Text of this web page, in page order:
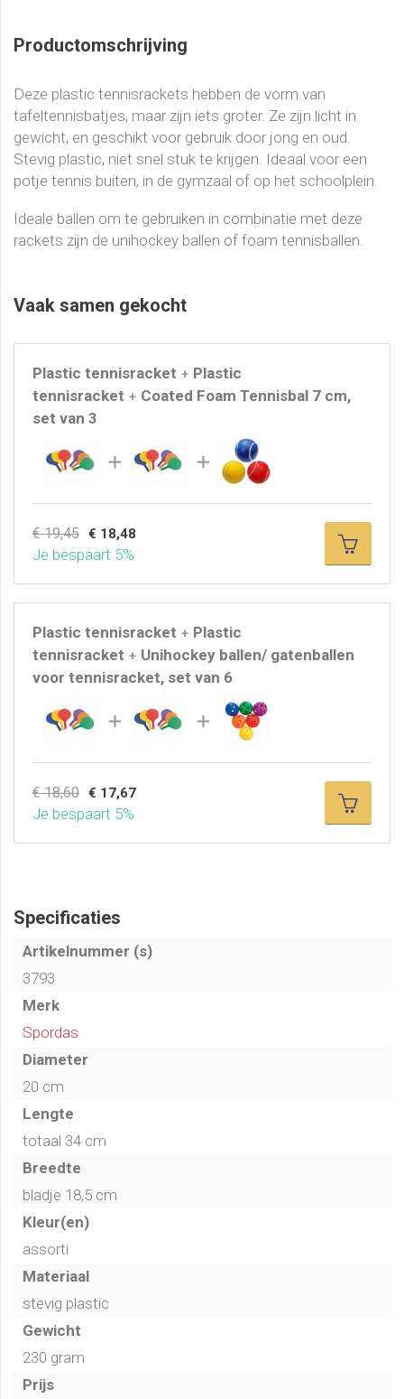
Productomschrijving
Deze plastic tennisrackets hebben de vorm van
tafeltennisbatjes, maar zijn iets groter. Ze zijn licht in
gewicht, en geschikt voor gebruik door jong en oud.
Stevig plastic, niet snel stuk te krijgen. Ideaal voor een
potje tennis buiten, in de gymzaal of op het schoolplein.
Ideale ballen om te gebruiken in combinatie met deze
rackets zijn de unihockey ballen of foam tennisballen.
Vaak samen gekocht
Plastic tennisracket + Plastic
tennisracket + Coated Foam Tennisbal 7 cm,
set van 3
€ 19,45 € 18,48
Je bespaart 5%
Plastic tennisracket + Plastic
tennisracket + Unihockey ballen/ gatenballen
voor tennisracket, set van 6
€ 18,60 € 17,67
Je bespaart 5%
Specificaties
Artikelnummer (s)
3793
Merk
Spordas
Diameter
20 cm
Lengte
totaal 34 cm
Breedte
bladje 18,5 cm
Kleur(en)
assorti
Materiaal
stevig plastic
Gewicht
230 gram
Prijs